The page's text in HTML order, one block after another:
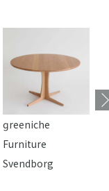
reeniche
Furniture
Svendborg